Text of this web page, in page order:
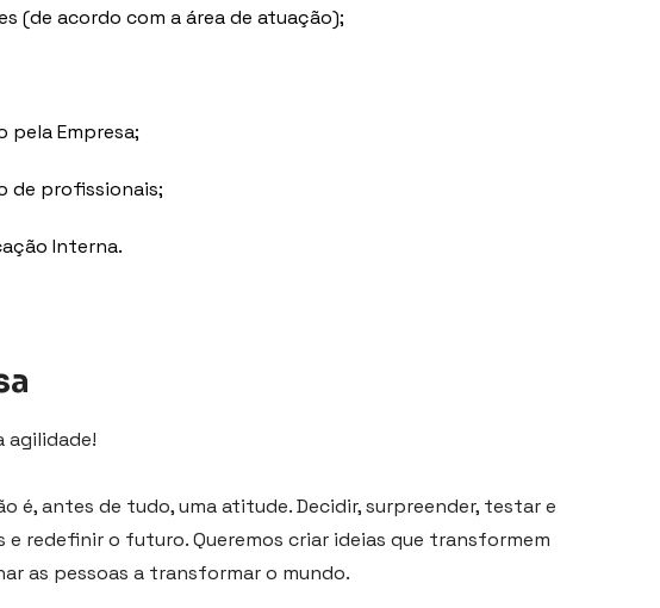
(de acordo com a área de atuação);
pela Empresa;
de profissionais;
Interna.
agilidade!
é, antes de tudo, uma atitude. Decidir, surpreender, testar e
e redefinir o futuro. Queremos criar ideias que transformem
as pessoas a transformar o mundo.